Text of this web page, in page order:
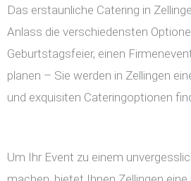
Das erstaunliche Catering in
Anlass die verschiedensten
Geburtstagsfeier, einen
planen – Sie werden in Zellingen
und exquisiten Cateringoptionen
Um Ihr Event zu einem